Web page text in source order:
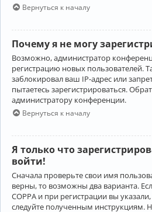
Вернуться к началу
Почему я не могу
Возможно, администратор
регистрацию новых пользователей.
заблокировал ваш IP-адрес или
пытаетесь зарегистрироваться.
администратору конференции.
Вернуться к началу
Я только что
войти!
Сначала проверьте свои имя
верны, то возможны два варианта.
COPPA и при регистрации вы
следуйте полученным инструкциям.